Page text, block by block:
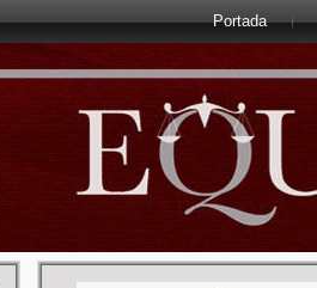
Portada